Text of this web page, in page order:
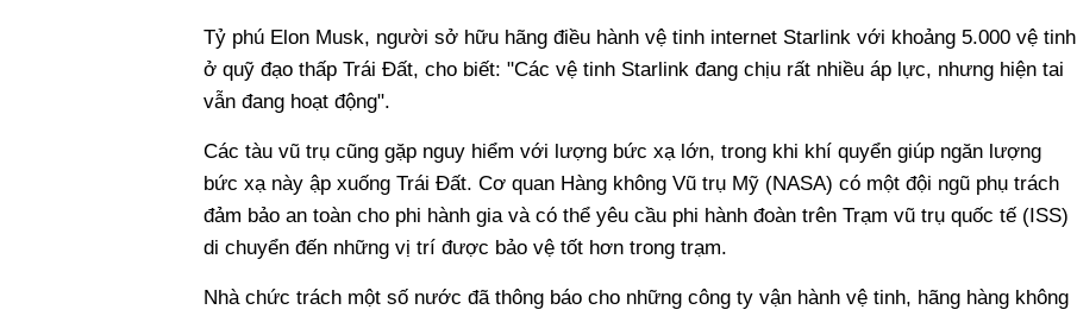
Tỷ phú Elon Musk, người sở hữu hãng điều hành vệ tinh internet Starlink với khoảng 5.000 vệ tinh
ở quỹ đạo thấp Trái Đất, cho biết: "Các vệ tinh Starlink đang chịu rất nhiều áp lực, nhưng hiện tai
vẫn đang hoạt động".
Các tàu vũ trụ cũng gặp nguy hiểm với lượng bức xạ lớn, trong khi khí quyển giúp ngăn lượng
bức xạ này ập xuống Trái Đất. Cơ quan Hàng không Vũ trụ Mỹ (NASA) có một đội ngũ phụ trách
đảm bảo an toàn cho phi hành gia và có thể yêu cầu phi hành đoàn trên Trạm vũ trụ quốc tế (ISS)
di chuyển đến những vị trí được bảo vệ tốt hơn trong trạm.
Nhà chức trách một số nước đã thông báo cho những công ty vận hành vệ tinh, hãng hàng không